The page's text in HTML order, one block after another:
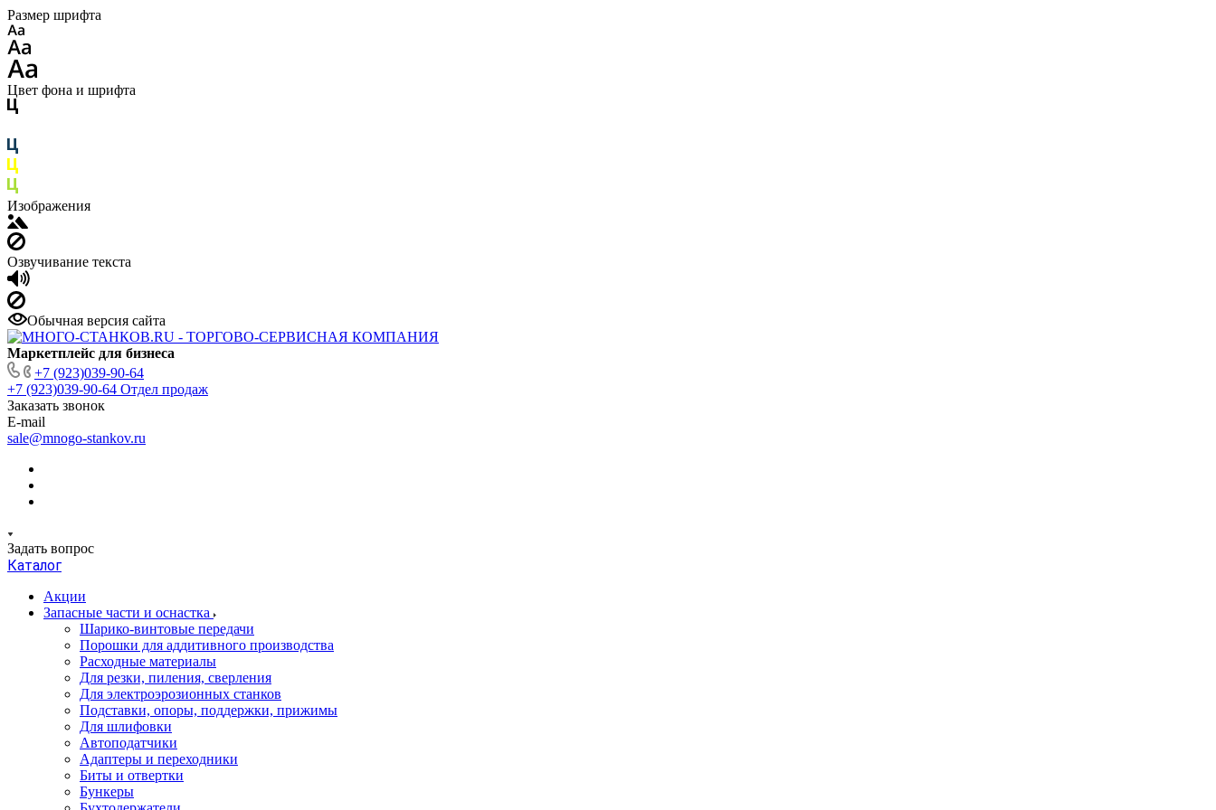
Размер шрифта
Цвет фона и шрифта
Изображения
Озвучивание текста
Обычная версия сайта
Маркетплейс для бизнеса
+7 (923)039-90-64
+7 (923)039-90-64 Отдел продаж
Заказать звонок
E-mail
sale@mnogo-stankov.ru
Задать вопрос
Каталог
Акции
Запасные части и оснастка
Шарико-винтовые передачи
Порошки для аддитивного производства
Расходные материалы
Для резки, пиления, сверления
Для электроэрозионных станков
Подставки, опоры, поддержки, прижимы
Для шлифовки
Автоподатчики
Адаптеры и переходники
Биты и отвертки
Бункеры